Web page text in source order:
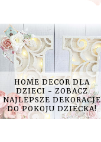
HOME DECOR DLA
DZIECI - ZOBACZ
NAJLEPSZE DEKORACJE
DO POKOJU DZIECKA!